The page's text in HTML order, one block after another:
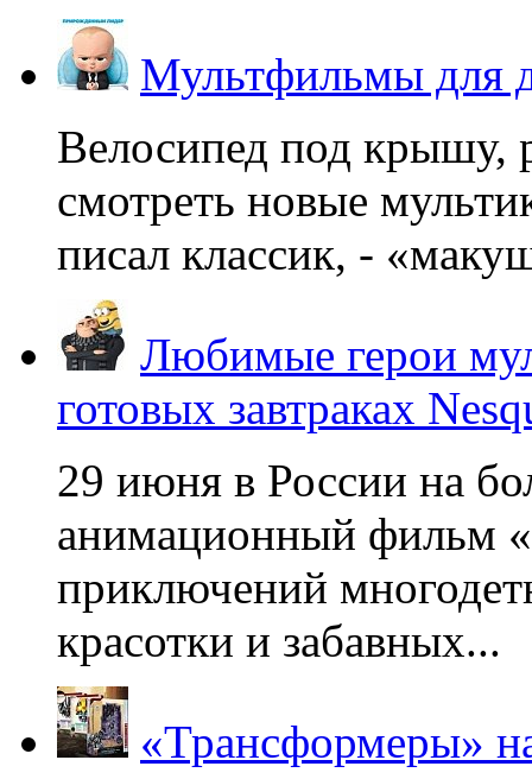
Мультфильмы для
Велосипед под крышу,
смотреть новые
писал классик, -
Любимые герои
готовых завтраках
29 июня в России на
анимационный фильм
приключений
красотки и забавных...
«Трансформеры»